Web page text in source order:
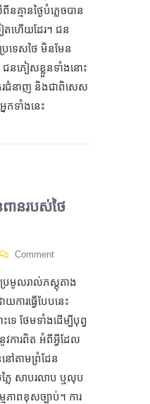
ានថ្ងៃបំភ្លេចបាន
តហើយដែរ។ ជន
ទេសថៃ មិនមែន
ជនភៀសខ្លួនទាំងនោះ
ករជំនាញ និងជាពិសេស
កទាំងនេះ
ានរបស់ថៃ
Comment
រមូលរាល់ភស្តុតាង
ការធ្វើបែបនេះ
េ ថែមទាំងដើម្បីបុព្វ
ការពិត អំពីអ្វីដែល
ៅតាមព្រំដែន
ភ្លៃ សាបរលាប ឬលុប
ាពខុសច្បាប់។ ការ